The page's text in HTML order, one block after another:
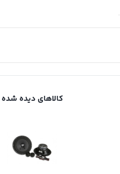
کالاهای دیده شده